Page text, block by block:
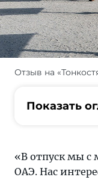
В
мы
отправиться
Отзыв на
Показать
«В отпуск мы с
ОАЭ. Нас